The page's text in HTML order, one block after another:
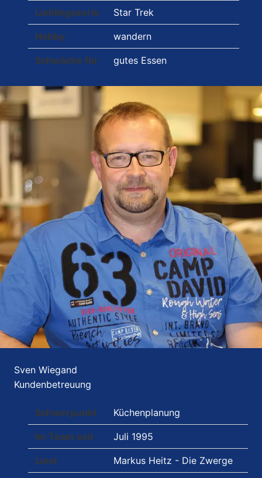
Lieblingsserie Star Trek
Hobby wandern
Schwäche für gutes Essen
Sven Wiegand
Kundenbetreuung
Schwerpunkt Küchenplanung
Im Team seit Juli 1995
Liest Markus Heitz - Die Zwerge